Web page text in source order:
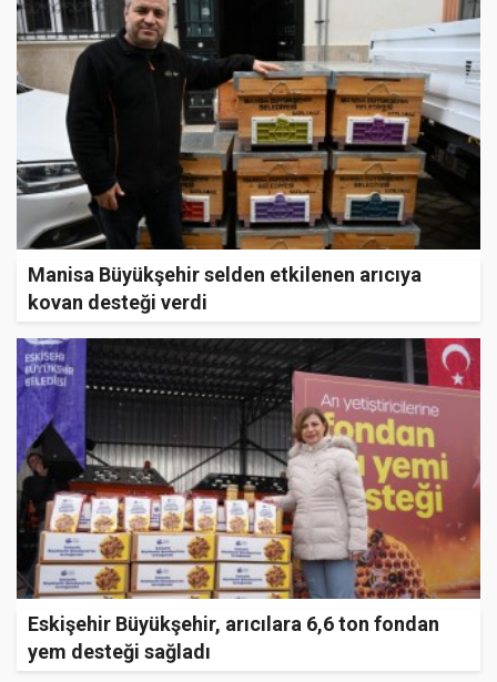
Manisa Büyükşehir selden etkilenen arıcıya
kovan desteği verdi
Eskişehir Büyükşehir, arıcılara 6,6 ton fondan
yem desteği sağladı